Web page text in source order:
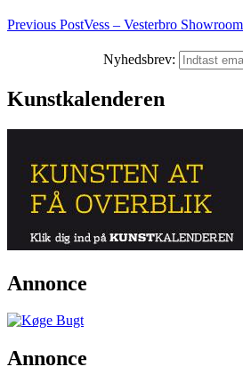
Post
Previous PostVess – Vesterbro Showroom
Nyhedsbrev:
Kunstkalenderen
Annonce
Annonce